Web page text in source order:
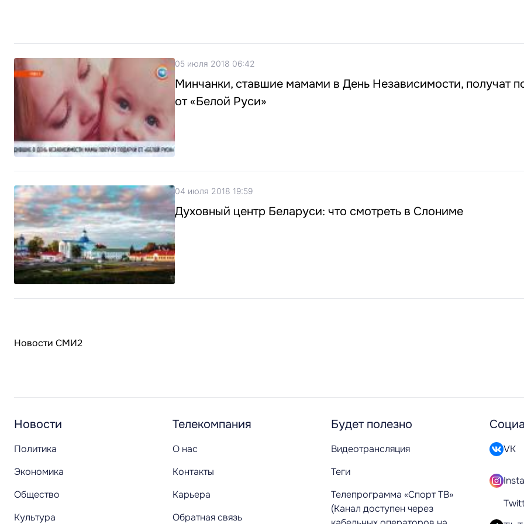
05 июля 2018 06:42
Минчанки, ставшие мамами в День Независимости, получат
от «Белой Руси»
04 июля 2018 19:59
Духовный центр Беларуси: что смотреть в Слониме
Новости СМИ2
Новости
Политика
Экономика
Общество
Культура
Телекомпания
О нас
Контакты
Карьера
Обратная связь
Будет полезно
Видеотрансляция
Теги
Телепрограмма «Спорт ТВ»
(Канал доступен через
VK